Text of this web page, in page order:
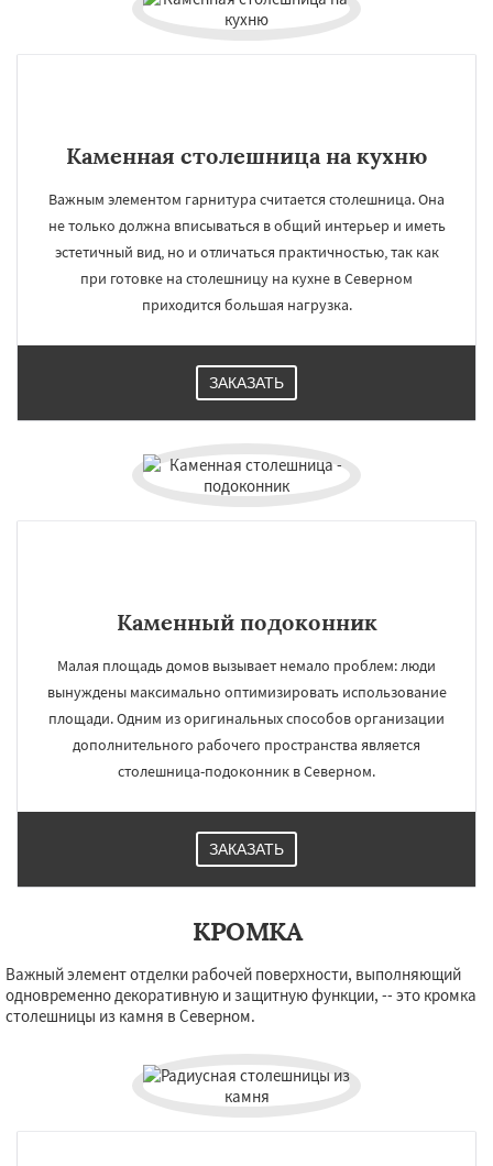
Каменная столешница на кухню
Важным элементом гарнитура считается столешница. Она
не только должна вписываться в общий интерьер и иметь
эстетичный вид, но и отличаться практичностью, так как
при готовке на столешницу на кухне в Северном
приходится большая нагрузка.
ЗАКАЗАТЬ
Каменный подоконник
Малая площадь домов вызывает немало проблем: люди
вынуждены максимально оптимизировать использование
площади. Одним из оригинальных способов организации
дополнительного рабочего пространства является
столешница-подоконник в Северном.
ЗАКАЗАТЬ
КРОМКА
Важный элемент отделки рабочей поверхности, выполняющий
одновременно декоративную и защитную функции, -- это кромка
столешницы из камня в Северном.